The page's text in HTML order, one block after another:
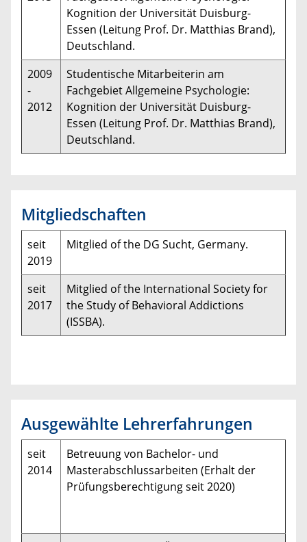
Kognition der Universität Duisburg-
Essen (Leitung Prof. Dr. Matthias Brand),
Deutschland.
2009
-
2012
Studentische Mitarbeiterin am
Fachgebiet Allgemeine Psychologie:
Kognition der Universität Duisburg-
Essen (Leitung Prof. Dr. Matthias Brand),
Deutschland.
Mitgliedschaften
seit
2019
Mitglied of the DG Sucht, Germany.
seit
2017
Mitglied of the International Society for
the Study of Behavioral Addictions
(ISSBA).
Ausgewählte Lehrerfahrungen
seit
2014
Betreuung von Bachelor- und
Masterabschlussarbeiten (Erhalt der
Prüfungsberechtigung seit 2020)